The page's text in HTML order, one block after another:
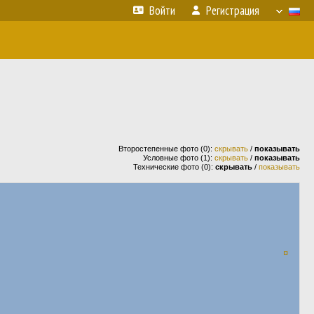
Войти Регистрация
Второстепенные фото (0): скрывать / показывать
Условные фото (1): скрывать / показывать
Технические фото (0): скрывать / показывать
¤